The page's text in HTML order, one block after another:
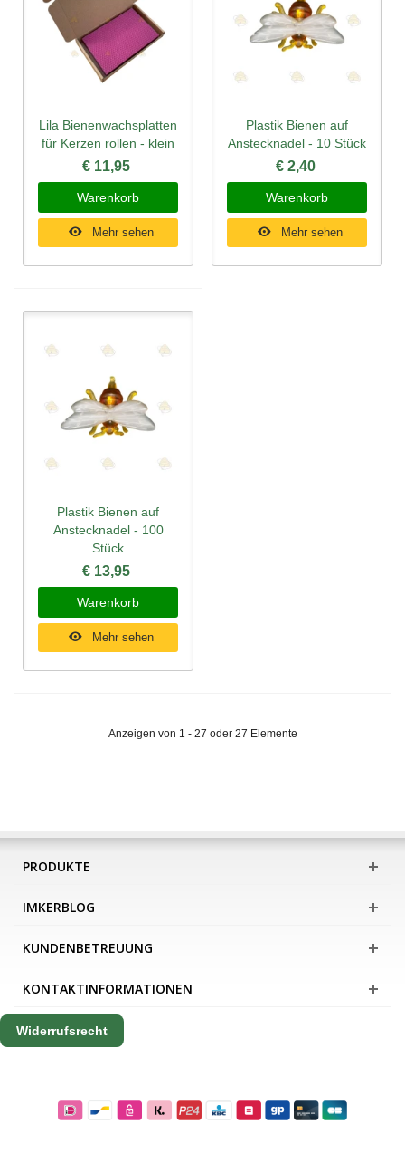
Lila Bienenwachsplatten
für Kerzen rollen - klein
€ 11,95
Warenkorb
Mehr sehen
Plastik Bienen auf
Anstecknadel - 10 Stück
€ 2,40
Warenkorb
Mehr sehen
Plastik Bienen auf
Anstecknadel - 100
Stück
€ 13,95
Warenkorb
Mehr sehen
Anzeigen von 1 - 27 oder 27 Elemente
PRODUKTE
IMKERBLOG
KUNDENBETREUUNG
KONTAKTINFORMATIONEN
Widerrufsrecht